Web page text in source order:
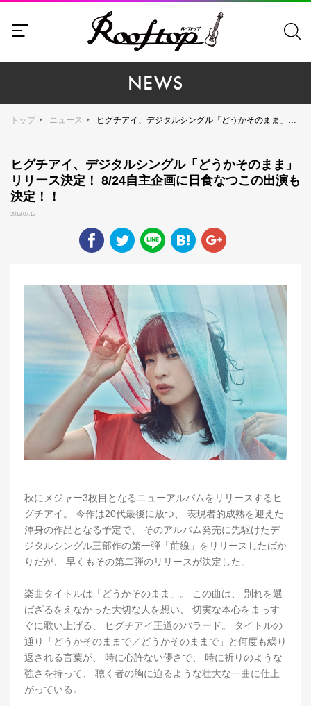
NEWS
トップ ニュース ヒグチアイ、デジタルシングル「どうかそのまま」リリース決定！ 8/24自主企画に日食なつこの出演も決定！！
ヒグチアイ、デジタルシングル「どうかそのまま」
リリース決定！ 8/24自主企画に日食なつこの出演も
決定！！
2019.07.12
秋にメジャー3枚目となるニューアルバムをリリースするヒ
グチアイ。 今作は20代最後に放つ、 表現者的成熟を迎えた
渾身の作品となる予定で、 そのアルバム発売に先駆けたデ
ジタルシングル三部作の第一弾「前線」をリリースしたばか
りだが、 早くもその第二弾のリリースが決定した。
楽曲タイトルは「どうかそのまま」。 この曲は、 別れを選
ばざるをえなかった大切な人を想い、 切実な本心をまっす
ぐに歌い上げる、 ヒグチアイ王道のバラード。 タイトルの
通り「どうかそのままで／どうかそのままで」と何度も繰り
返される言葉が、 時に心許ない儚さで、 時に祈りのような
強さを持って、 聴く者の胸に迫るような壮大な一曲に仕上
がっている。